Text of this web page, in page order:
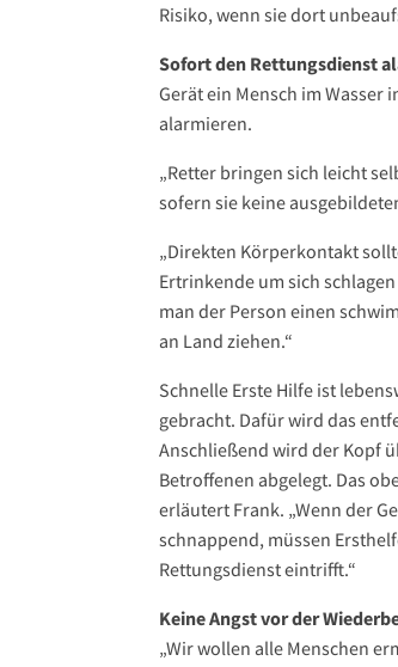
Risiko, wenn sie dort
Sofort den Rettungsdienst
Gerät ein Mensch im Wasser
alarmieren.
„Retter bringen sich leicht
sofern sie keine
„Direkten Körperkontakt
Ertrinkende um sich
man der Person einen
an Land ziehen.“
Schnelle Erste Hilfe ist
gebracht. Dafür wird das
Anschließend wird der Kopf
Betroffenen abgelegt. Das
erläutert Frank. „Wenn der
schnappend, müssen
Rettungsdienst eintrifft.“
Keine Angst vor der
„Wir wollen alle Menschen